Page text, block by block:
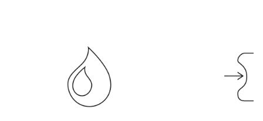
DRÁTOVÉ ELEKTROEROZIVNÍ OBRÁBĚNÍ ROBOCUT
ROBOCUT HARDWARE
ROBOCUT SOFTWARE
PREVENTIVNÍ ÚDRŽBA ROBOCUT
UDRŽITELNOST ROBOCUT